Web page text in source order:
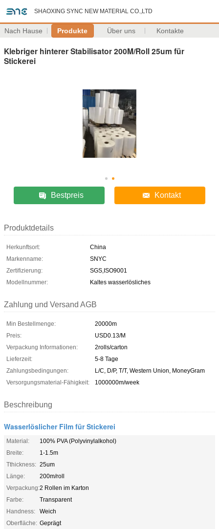
SHAOXING SYNC NEW MATERIAL CO.,LTD
Nach Hause Produkte Über uns Kontakte
Klebriger hinterer Stabilisator 200M/Roll 25um für
Stickerei
Bestpreis Kontakt
Produktdetails
Herkunftsort:
China
Markenname:
SNYC
Zertifizierung:
SGS,ISO9001
Modellnummer:
Kaltes wasserlösliches
Zahlung und Versand AGB
Min Bestellmenge:
20000m
Preis:
USD0.13/M
Verpackung Informationen:
2rolls/carton
Lieferzeit:
5-8 Tage
Zahlungsbedingungen:
L/C, D/P, T/T, Western Union, MoneyGram
Versorgungsmaterial-Fähigkeit:
1000000m/week
Beschreibung
Wasserlöslicher Film für Stickerei
Material:
100% PVA (Polyvinylalkohol)
Breite:
1-1.5m
Tthickness: 25um
Länge:
200m/roll
Verpackung:2 Rollen im Karton
Farbe:
Transparent
Handness:
Weich
Oberfläche: Geprägt